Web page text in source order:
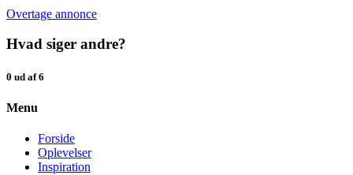
Overtage annonce
Hvad siger andre?
0 ud af 6
Menu
Forside
Oplevelser
Inspiration